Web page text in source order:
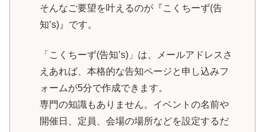
そんなご要望を叶えるのが『こくちーず(告
知’s)』です。
「こくちーず(告知’s)」は、メールアドレスさ
えあれば、本格的な告知ページと申し込みフ
ォームが5分で作成できます。
専門の知識もありません。イベントの名前や
開催日、定員、会場の場所などを設定するだ